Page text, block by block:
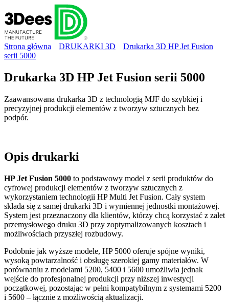
Strona główna DRUKARKI 3D
Drukarka 3D HP Jet Fusion
serii 5000
Drukarka 3D HP Jet Fusion serii 5000
Zaawansowana drukarka 3D z technologią MJF do szybkiej i
precyzyjnej produkcji elementów z tworzyw sztucznych bez
podpór.
Opis drukarki
HP Jet Fusion 5000 to podstawowy model z serii produktów do
cyfrowej produkcji elementów z tworzyw sztucznych z
wykorzystaniem technologii HP Multi Jet Fusion. Cały system
składa się z samej drukarki 3D i wymiennej jednostki montażowej.
System jest przeznaczony dla klientów, którzy chcą korzystać z zalet
przemysłowego druku 3D przy zoptymalizowanych kosztach i
możliwościach przyszłej rozbudowy.
Podobnie jak wyższe modele, HP 5000 oferuje spójne wyniki,
wysoką powtarzalność i obsługę szerokiej gamy materiałów. W
porównaniu z modelami 5200, 5400 i 5600 umożliwia jednak
wejście do profesjonalnej produkcji przy niższej inwestycji
początkowej, pozostając w pełni kompatybilnym z systemami 5200
i 5600 – łącznie z możliwością aktualizacji.